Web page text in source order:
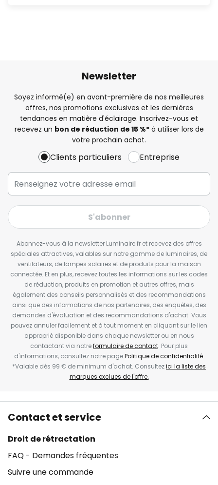
Newsletter
Soyez informé(e) en avant-première de nos meilleures
offres, nos promotions exclusives et les dernières
tendances en matière d'éclairage. Inscrivez-vous et
recevez un bon de réduction de 15 %*à utiliser lors de
votre prochain achat.
Clients particuliers Entreprise
S'abonner
Abonnez-vous à la newsletter Luminaire.fr et recevez des offres
spéciales attractives, valables sur notre gamme de luminaires, de
ventilateurs, de lampes solaires et de produits pour la maison
connectée. Et en plus, recevez toutes les informations sur les codes
de réduction, produits en promotion et autres offres, mais
également des conseils personnalisés et des recommandations
ainsi que des informations de nos partenaires, des enquêtes, des
demandes d'évaluation et des recommandations d'achat. Vous
pouvez annuler facilement et à tout moment en cliquant sur le lien
approprié disponible dans chaque newsletter ou en nous
contactant via notreformulaire de contact. Pour plus
d'informations, consultez notre pagePolitique de confidentialité.
*Valable dès 99 € de minimum d'achat. Consultezici la liste des
marques exclues de l'offre.
Contact et service
Droit de rétractation
FAQ - Demandes fréquentes
Suivre une commande